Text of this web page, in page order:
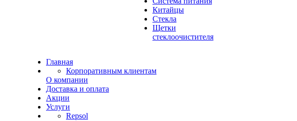
Китайцы
Стекла
Щетки
стеклоочистителя
Главная
Корпоративным клиентам
О компании
Доставка и оплата
Акции
Услуги
Repsol